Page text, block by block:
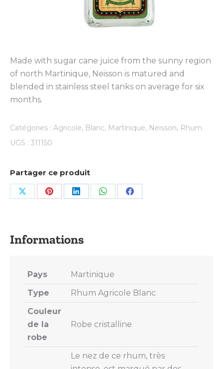
Made with sugar cane juice from the sunny region
of north Martinique, Neisson is matured and
blended in stainless steel tanks on average for six
months.
Catégories : Agricole, Blanc, Martinique, Neisson, Rhum
UGS : 311150
Partager ce produit
Share Share Share Share Share
Pays
Martinique
Type
Rhum Agricole Blanc
Couleur
de la
robe
Robe cristalline
Le nez de ce rhum, très